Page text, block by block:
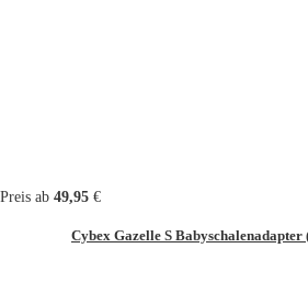
Preis ab 49,95 €
Cybex Gazelle S